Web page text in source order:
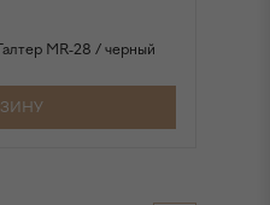
MR-28 / черный